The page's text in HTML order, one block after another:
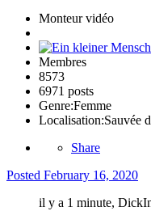
Monteur vidéo
Membres
8573
6971 posts
Genre:Femme
Localisation:Sauvée
Share
Posted February 16, 2020
il y a 1 minute,